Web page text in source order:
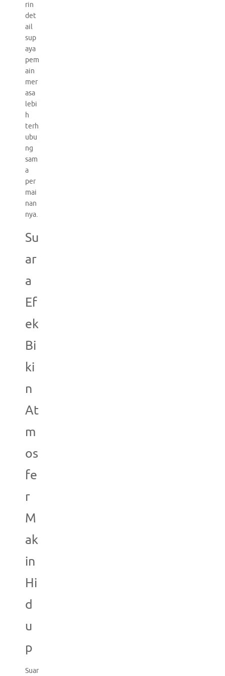
rin
det
ail
sup
aya
pem
ain
mer
asa
lebi
h
terh
ubu
ng
sam
a
per
mai
nan
nya.
Su
ar
a
Ef
ek
Bi
ki
n
At
m
os
fe
r
M
ak
in
Hi
d
u
p
Suar